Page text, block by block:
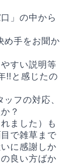
」の中から
手をお聞か
すい説明等
‼と感じたの
フの対応、
？
ました）も
で雑草まで
に感謝しか
良い方ばか